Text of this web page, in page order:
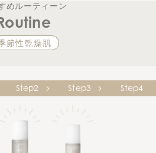
めルーティーン
節性乾燥肌
Step2 Step3 Step4